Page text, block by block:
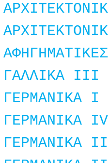
ΓΑΛΛΙΚΑ ΙΙΙ
ΓΕΡΜΑΝΙΚΑ Ι
ΓΕΡΜΑΝΙΚΑ ΙV
ΓΕΡΜΑΝΙΚΑ ΙΙ